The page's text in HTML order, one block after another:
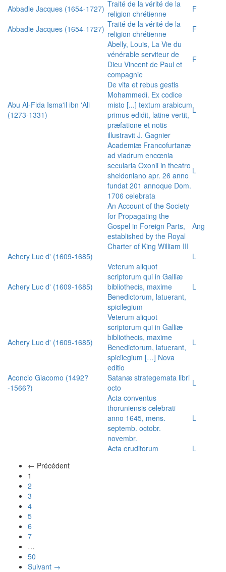
Abbadie Jacques (1654-1727) Traité de la vérité de la
religion chrétienne
F
Abbadie Jacques (1654-1727) Traité de la vérité de la
religion chrétienne
F
Abelly, Louis, La Vie du
vénérable serviteur de
Dieu Vincent de Paul et
compagnie
F
Abu Al-Fida Isma'il ibn 'Ali
(1273-1331)
De vita et rebus gestis
Mohammedi. Ex codice
misto [...] textum arabicum
primus edidit, latine vertit,
præfatione et notis
illustravit J. Gagnier
L
Academiæ Francofurtanæ
ad viadrum encœnia
secularia Oxonii in theatro
sheldoniano apr. 26 anno
fundat 201 annoque Dom.
1706 celebrata
L
An Account of the Society
for Propagating the
Gospel in Foreign Parts,
established by the Royal
Charter of King William III
Ang
Achery Luc d' (1609-1685) L
Achery Luc d' (1609-1685)
Veterum aliquot
scriptorum qui in Galliæ
bibliothecis, maxime
Benedictorum, latuerant,
spicilegium
L
Achery Luc d' (1609-1685)
Veterum aliquot
scriptorum qui in Galliæ
bibliothecis, maxime
Benedictorum, latuerant,
spicilegium […] Nova
editio
L
Aconcio Giacomo (1492?
-1566?)
Satanæ strategemata libri
octo
L
Acta conventus
thoruniensis celebrati
anno 1645, mens.
septemb. octobr.
novembr.
L
Acta eruditorum
L
← Précédent
1
2
3
4
5
6
7
…
50
Suivant →